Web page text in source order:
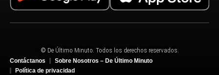
© De Último Minuto. Todos los derechos reservados.
Contáctanos
Sobre Nosotros – De Último Minuto
Política de privacidad